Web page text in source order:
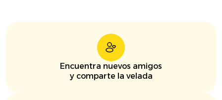
Encuentra nuevos amigos
y comparte la velada